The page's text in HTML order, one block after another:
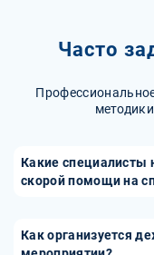
Часто
Какие специалисты
скорой помощи на
мероприятиях
Как организуется